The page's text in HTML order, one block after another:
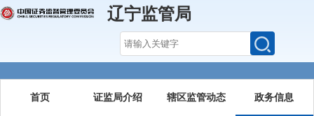
辽宁监管局
首页 证监局介绍 辖区监管动态 政务信息